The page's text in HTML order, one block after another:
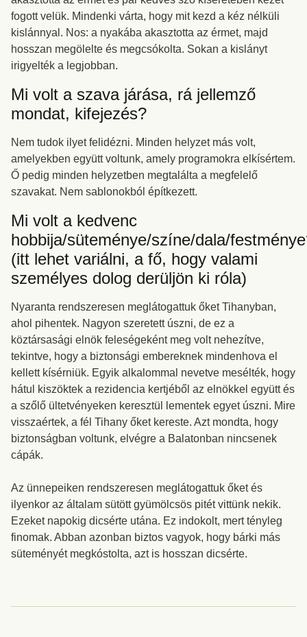
fogott velük. Mindenki várta, hogy mit kezd a kéz nélküli
kislánnyal. Nos: a nyakába akasztotta az érmet, majd
hosszan megölelte és megcsókolta. Sokan a kislányt
irigyelték a legjobban.
Mi volt a szava járása, rá jellemző
mondat, kifejezés?
Nem tudok ilyet felidézni. Minden helyzet más volt,
amelyekben együtt voltunk, amely programokra elkísértem.
Ő pedig minden helyzetben megtalálta a megfelelő
szavakat. Nem sablonokból építkezett.
Mi volt a kedvenc
hobbija/süteménye/színe/dala/
(itt lehet variálni, a fő, hogy valami
személyes dolog derüljön ki róla)
Nyaranta rendszeresen meglátogattuk őket Tihanyban,
ahol pihentek. Nagyon szeretett úszni, de ez a
köztársasági elnök feleségeként meg volt nehezítve,
tekintve, hogy a biztonsági embereknek mindenhova el
kellett kísérniük. Egyik alkalommal nevetve mesélték, hogy
hátul kiszöktek a rezidencia kertjéből az elnökkel együtt és
a szőlő ültetvényeken keresztül lementek egyet úszni. Mire
visszaértek, a fél Tihany őket kereste. Azt mondta, hogy
biztonságban voltunk, elvégre a Balatonban nincsenek
cápák.
Az ünnepeiken rendszeresen meglátogattuk őket és
ilyenkor az általam sütött gyümölcsös pitét vittünk nekik.
Ezeket napokig dicsérte utána. Ez indokolt, mert tényleg
finomak. Abban azonban biztos vagyok, hogy bárki más
süteményét megkóstolta, azt is hosszan dicsérte.